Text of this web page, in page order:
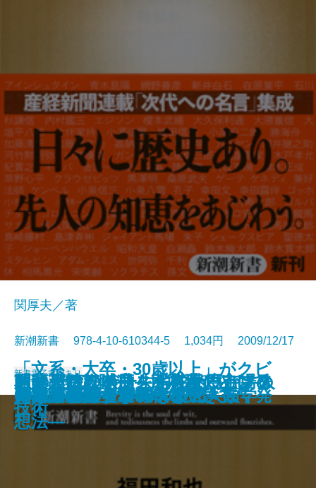
日本の食欲、世界で第何位？
おへそはなぜ一生消えないか―人
体の謎を解く―
自分だけの一冊―北村薫のアンソ
ロジー教室―
民主党代議士の作られ方
あの素晴しい曲をもう一度―フォ
ークからJポップまで―
医薬品クライシス―78兆円市場の
激震―
テレビ局の裏側
朝鮮人特攻隊―「日本人」として
死んだ英霊たち―
戦後落語史
一日一名言―歴史との対話365―
関厚夫／著
新潮新書 978-4-10-610344-5 1,034円 2009/12/17
新書電子書籍あり
人間の器量
日本辺境論
グルメの嘘
60歳からの青春18きっぷ
「メール好感度」を格段に上げる
技術
「文系・大卒・30歳以上」がクビ
になる―大失業時代を生き抜く発
想法―
日本語教のすすめ
ギャルとギャル男の文化人類学
同い年事典―1900～2008―
日本人が知らない幸福